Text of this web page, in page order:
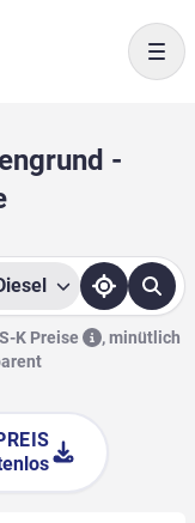
-
K Preise ,minütlich